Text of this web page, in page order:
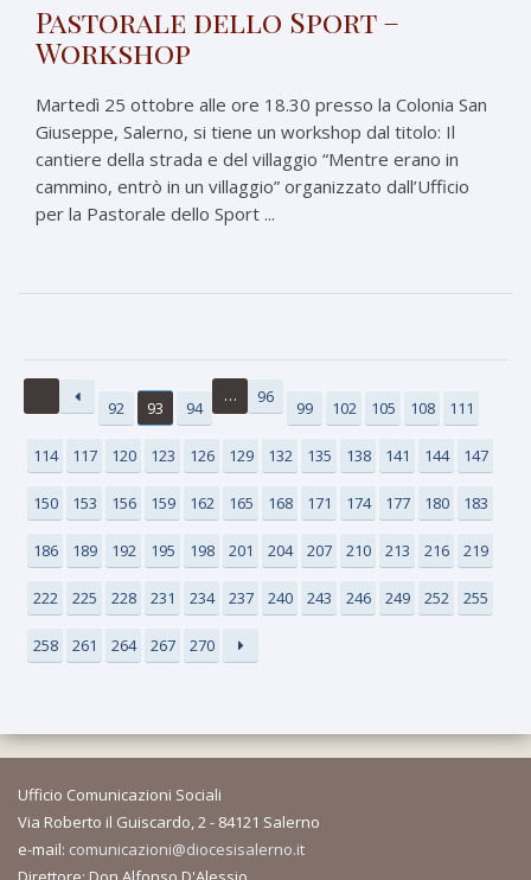
Pastorale dello Sport –
Workshop
Martedì 25 ottobre alle ore 18.30 presso la Colonia San
Giuseppe, Salerno, si tiene un workshop dal titolo: Il
cantiere della strada e del villaggio “Mentre erano in
cammino, entrò in un villaggio” organizzato dall’Ufficio
per la Pastorale dello Sport ...
92 93 94
… 96
99 102 105 108 111
114 117 120 123 126 129 132 135 138 141 144 147
150 153 156 159 162 165 168 171 174 177 180 183
186 189 192 195 198 201 204 207 210 213 216 219
222 225 228 231 234 237 240 243 246 249 252 255
258 261 264 267 270
Ufficio Comunicazioni Sociali
Via Roberto il Guiscardo, 2 - 84121 Salerno
e-mail: comunicazioni@diocesisalerno.it